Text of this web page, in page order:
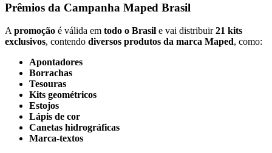
Prêmios da Campanha Maped Brasil
A promoção é válida em todo o Brasil e vai distribuir21 kits
exclusivos, contendo diversos produtos da marca Maped, como:
Apontadores
Borrachas
Tesouras
Kits geométricos
Estojos
Lápis de cor
Canetas hidrográficas
Marca-textos